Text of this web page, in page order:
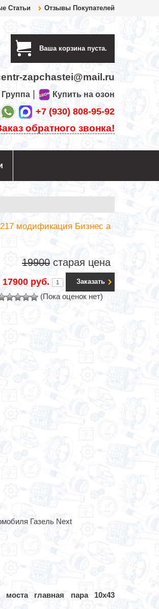
Статьи Отзывы Покупателей
Ваша корзина пуста.
zapchastei@mail.ru
Группа Купить на озон
+7 (930) 808-95-92
обратного звонка!
модификация Бизнес а
19900 старая цена
17900 руб. Заказать
(Пока оценок нет)
Газель Next
моста главная пара 10х43